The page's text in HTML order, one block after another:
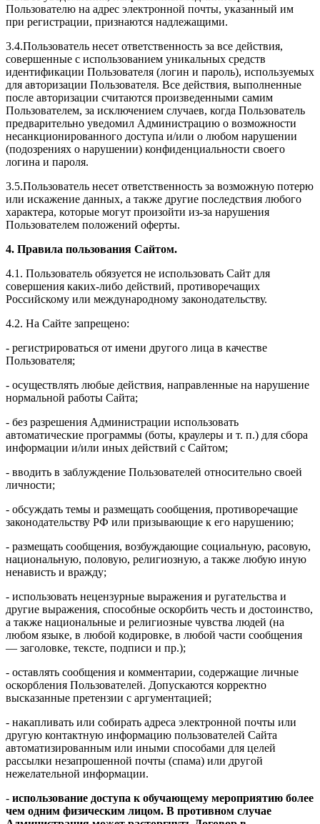
Пользователю на адрес электронной почты, указанный им
при регистрации, признаются надлежащими.
3.4.Пользователь несет ответственность за все действия,
совершенные с использованием уникальных средств
идентификации Пользователя (логин и пароль), используемых
для авторизации Пользователя. Все действия, выполненные
после авторизации считаются произведенными самим
Пользователем, за исключением случаев, когда Пользователь
предварительно уведомил Администрацию о возможности
несанкционированного доступа и/или о любом нарушении
(подозрениях о нарушении) конфиденциальности своего
логина и пароля.
3.5.Пользователь несет ответственность за возможную потерю
или искажение данных, а также другие последствия любого
характера, которые могут произойти из-за нарушения
Пользователем положений оферты.
4. Правила пользования Сайтом.
4.1. Пользователь обязуется не использовать Сайт для
совершения каких-либо действий, противоречащих
Российскому или международному законодательству.
4.2. На Сайте запрещено:
- регистрироваться от имени другого лица в качестве
Пользователя;
- осуществлять любые действия, направленные на нарушение
нормальной работы Сайта;
- без разрешения Администрации использовать
автоматические программы (боты, краулеры и т. п.) для сбора
информации и/или иных действий с Сайтом;
- вводить в заблуждение Пользователей относительно своей
личности;
- обсуждать темы и размещать сообщения, противоречащие
законодательству РФ или призывающие к его нарушению;
- размещать сообщения, возбуждающие социальную, расовую,
национальную, половую, религиозную, а также любую иную
ненависть и вражду;
- использовать нецензурные выражения и ругательства и
другие выражения, способные оскорбить честь и достоинство,
а также национальные и религиозные чувства людей (на
любом языке, в любой кодировке, в любой части сообщения
— заголовке, тексте, подписи и пр.);
- оставлять сообщения и комментарии, содержащие личные
оскорбления Пользователей. Допускаются корректно
высказанные претензии с аргументацией;
- накапливать или собирать адреса электронной почты или
другую контактную информацию пользователей Сайта
автоматизированным или иными способами для целей
рассылки незапрошенной почты (спама) или другой
нежелательной информации.
- использование доступа к обучающему мероприятию более
чем одним физическим лицом. В противном случае